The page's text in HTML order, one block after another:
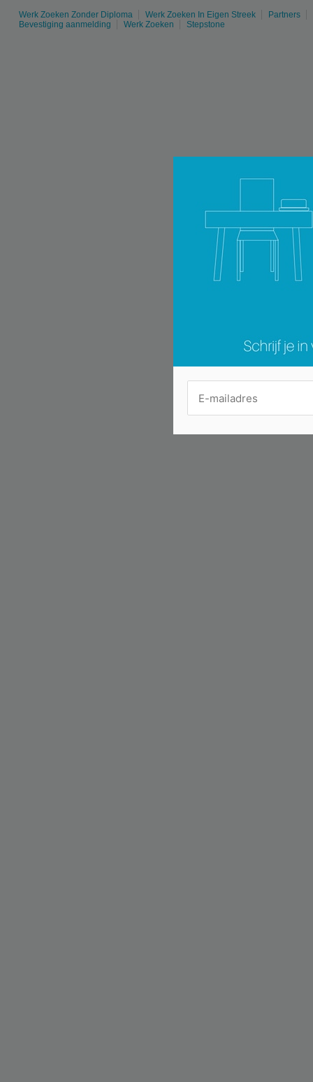
Werk Zoeken Zonder Diploma Werk Zoeken In Eigen Streek
Partners
Bevestiging aanmelding
Werk Zoeken Stepstone